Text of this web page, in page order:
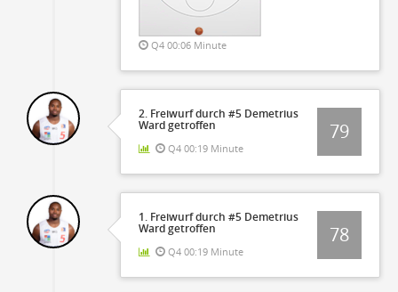
Q4 00:06 Minute
2. Freiwurf durch #5 Demetrius
Ward getroffen
Q4 00:19 Minute
79
1. Freiwurf durch #5 Demetrius
Ward getroffen
Q4 00:19 Minute
78